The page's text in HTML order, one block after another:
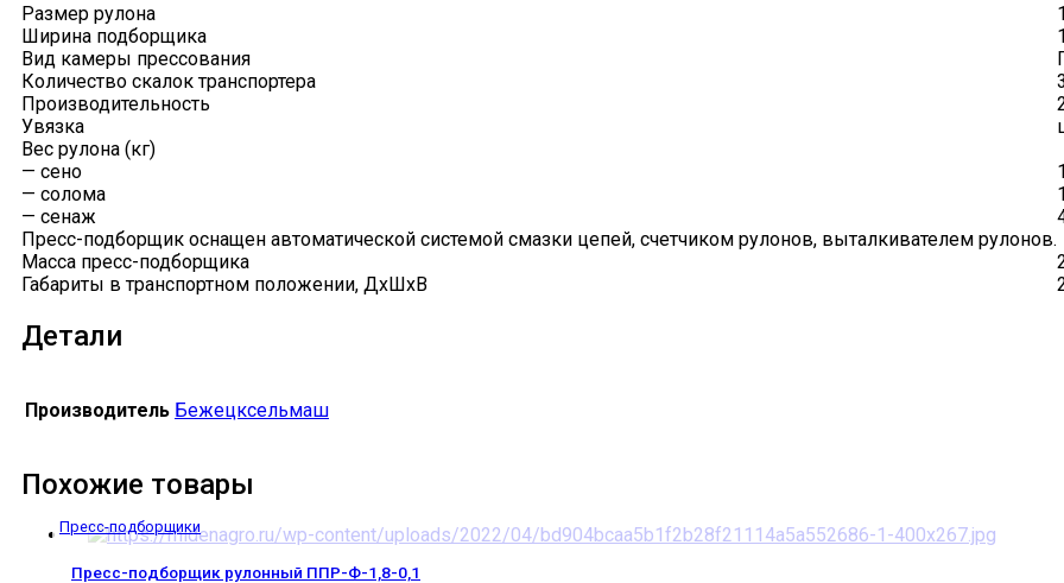
Размер рулона
Ширина подборщика
Вид камеры прессования
Количество скалок транспортера
Производительность
Увязка
Вес рулона (кг)
— сено
— солома
— сенаж
Пресс-подборщик оснащен автоматической системой смазки цепей, счетчиком рулонов, выталкивателем рулонов.
Масса пресс-подборщика
Габариты в транспортном положении, ДхШхВ
Детали
Производитель Бежецксельмаш
Похожие товары
Пресс-подборщики
Пресс-подборщик рулонный ППР-Ф-1,8-0,1